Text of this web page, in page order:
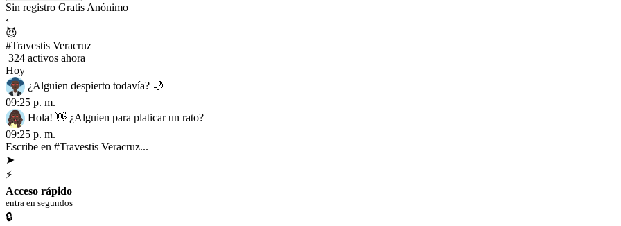
Sin registro Gratis Anónimo
‹
😈
#Travestis Veracruz
324 activos ahora
Hoy
¿Alguien despierto todavía? 🌙
09:25 p. m.
Hola! 👋 ¿Alguien para platicar un rato?
09:25 p. m.
Escribe en #Travestis Veracruz...
➤
⚡
Acceso rápido
entra en segundos
🔒